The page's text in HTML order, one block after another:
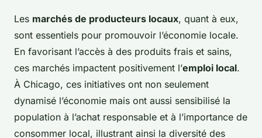
Les marchés de producteurs locaux, quant à eux,
sont essentiels pour promouvoir l’économie locale.
En favorisant l’accès à des produits frais et sains,
ces marchés impactent positivement l’emploi local.
À Chicago, ces initiatives ont non seulement
dynamisé l’économie mais ont aussi sensibilisé la
population à l’achat responsable et à l’importance de
consommer local, illustrant ainsi la diversité des